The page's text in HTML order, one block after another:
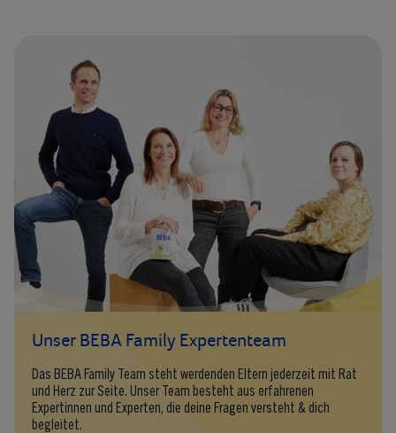
Unser BEBA Family Expertenteam
Das BEBA Family Team steht werdenden Eltern jederzeit mit Rat
und Herz zur Seite. Unser Team besteht aus erfahrenen
Expertinnen und Experten, die deine Fragen versteht & dich
begleitet.